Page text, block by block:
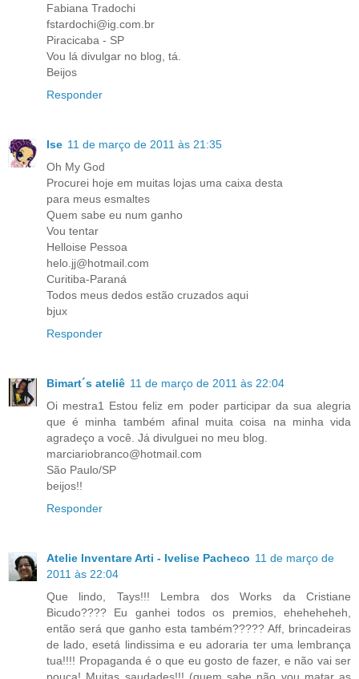
Fabiana Tradochi
fstardochi@ig.com.br
Piracicaba - SP
Vou lá divulgar no blog, tá.
Beijos
Responder
Ise 11 de março de 2011 às 21:35
Oh My God
Procurei hoje em muitas lojas uma caixa desta
para meus esmaltes
Quem sabe eu num ganho
Vou tentar
Helloise Pessoa
helo.jj@hotmail.com
Curitiba-Paraná
Todos meus dedos estão cruzados aqui
bjux
Responder
Bimart´s ateliê 11 de março de 2011 às 22:04
Oi mestra1 Estou feliz em poder participar da sua alegria
que é minha também afinal muita coisa na minha vida
agradeço a você. Já divulguei no meu blog.
marciariobranco@hotmail.com
São Paulo/SP
beijos!!
Responder
Atelie Inventare Arti - Ivelise Pacheco 11 de março de
2011 às 22:04
Que lindo, Tays!!! Lembra dos Works da Cristiane
Bicudo???? Eu ganhei todos os premios, eheheheheh,
então será que ganho esta também????? Aff, brincadeiras
de lado, esetá lindissima e eu adoraria ter uma lembrança
tua!!!! Propaganda é o que eu gosto de fazer, e não vai ser
pouca! Muitas saudades!!! (quem sabe não vou matar as